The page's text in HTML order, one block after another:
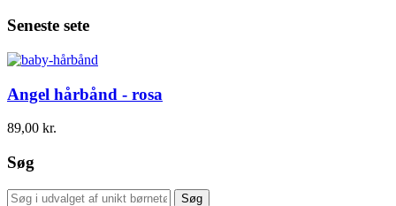
Seneste sete
Angel hårbånd - rosa
89,00 kr.
Søg
Søg